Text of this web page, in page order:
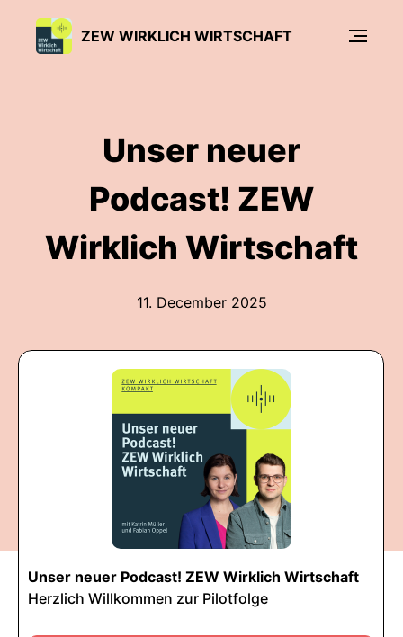
ZEW WIRKLICH WIRTSCHAFT
Unser neuer
Podcast! ZEW
Wirklich Wirtschaft
11. December 2025